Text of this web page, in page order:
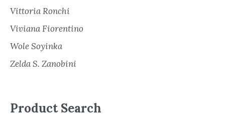
Vittoria Ronchi
Viviana Fiorentino
Wole Soyinka
Zelda S. Zanobini
Product Search